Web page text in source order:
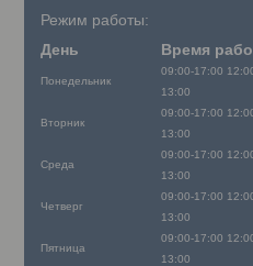
Режим работы:
День
Время
Понедельник
09:00-17:00
13:00
Вторник
09:00-17:00
13:00
Среда
09:00-17:00
13:00
Четверг
09:00-17:00
13:00
Пятница
09:00-17:00
13:00